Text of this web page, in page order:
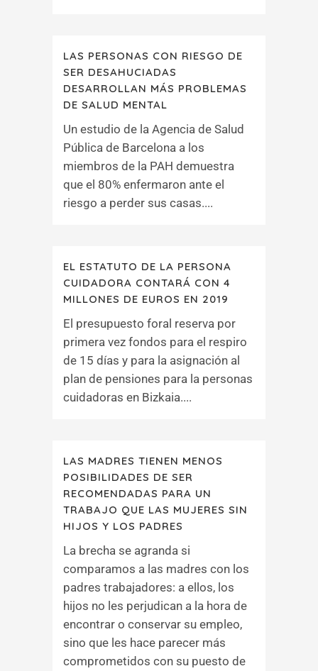
LAS PERSONAS CON RIESGO DE
SER DESAHUCIADAS
DESARROLLAN MÁS PROBLEMAS
DE SALUD MENTAL
Un estudio de la Agencia de Salud
Pública de Barcelona a los
miembros de la PAH demuestra
que el 80% enfermaron ante el
riesgo a perder sus casas....
EL ESTATUTO DE LA PERSONA
CUIDADORA CONTARÁ CON 4
MILLONES DE EUROS EN 2019
El presupuesto foral reserva por
primera vez fondos para el respiro
de 15 días y para la asignación al
plan de pensiones para la personas
cuidadoras en Bizkaia....
LAS MADRES TIENEN MENOS
POSIBILIDADES DE SER
RECOMENDADAS PARA UN
TRABAJO QUE LAS MUJERES SIN
HIJOS Y LOS PADRES
La brecha se agranda si
comparamos a las madres con los
padres trabajadores: a ellos, los
hijos no les perjudican a la hora de
encontrar o conservar su empleo,
sino que les hace parecer más
comprometidos con su puesto de